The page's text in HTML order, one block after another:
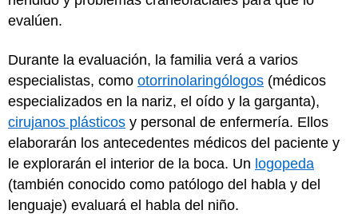
evalúen.
Durante la evaluación, la familia verá a varios
especialistas, como otorrinolaringólogos (médicos
especializados en la nariz, el oído y la garganta),
cirujanos plásticos y personal de enfermería. Ellos
elaborarán los antecedentes médicos del paciente y
le explorarán el interior de la boca. Un logopeda
(también conocido como patólogo del habla y del
lenguaje) evaluará el habla del niño.